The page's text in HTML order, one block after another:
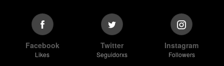
Facebook
Likes
Twitter
Seguidorxs
Instagram
Followers